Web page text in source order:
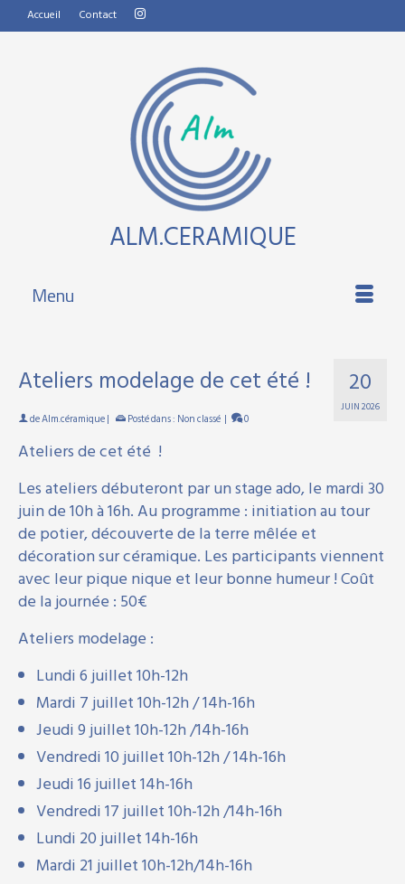
Accueil Contact
ALM.CERAMIQUE
Menu
20
JUIN 2026
Ateliers modelage de cet été !
deAlm.céramique| Posté dans : Non classé | 0
Ateliers de cet été !
Les ateliers débuteront par un stage ado, le mardi 30
juin de 10h à 16h. Au programme : initiation au tour
de potier, découverte de la terre mêlée et
décoration sur céramique. Les participants viennent
avec leur pique nique et leur bonne humeur ! Coût
de la journée : 50€
Ateliers modelage :
Lundi 6 juillet 10h-12h
Mardi 7 juillet 10h-12h / 14h-16h
Jeudi 9 juillet 10h-12h /14h-16h
Vendredi 10 juillet 10h-12h / 14h-16h
Jeudi 16 juillet 14h-16h
Vendredi 17 juillet 10h-12h /14h-16h
Lundi 20 juillet 14h-16h
Mardi 21 juillet 10h-12h/14h-16h